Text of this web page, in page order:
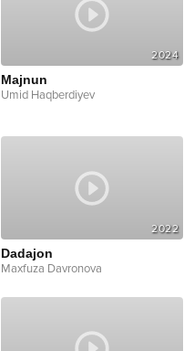
2024
Majnun
Umid Haqberdiyev
2022
Dadajon
Maxfuza Davronova